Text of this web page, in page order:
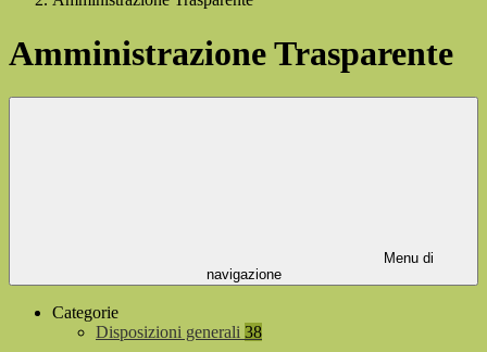
Amministrazione Trasparente
Menu di
navigazione
Categorie
Disposizioni generali 38